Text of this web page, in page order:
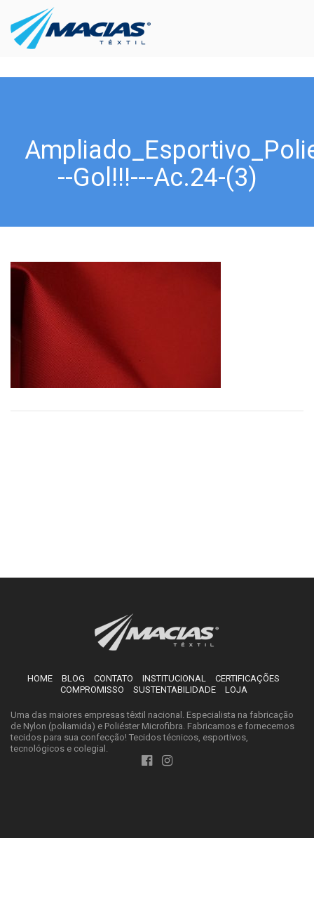
--Gol!!!---Ac.24-(3)
HOME BLOG CONTATO INSTITUCIONAL
CERTIFICAÇÕES
COMPROMISSO
SUSTENTABILIDADE LOJA
Uma das maiores empresas têxtil nacional. Especialista na fabricação
de Nylon (poliamida) e Poliéster Microfibra. Fabricamos e fornecemos
tecidos para sua confecção! Tecidos técnicos, esportivos,
tecnológicos e colegial.